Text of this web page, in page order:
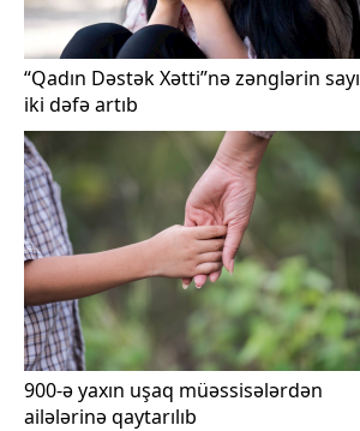
“Qadın Dəstək Xətti”nə zənglərin sayı
iki dəfə artıb
900-ə yaxın uşaq müəssisələrdən
ailələrinə qaytarılıb